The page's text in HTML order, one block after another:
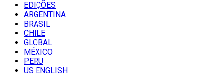
EDIÇÕES
ARGENTINA
BRASIL
CHILE
GLOBAL
MÉXICO
PERU
US ENGLISH